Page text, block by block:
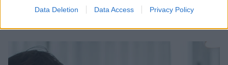
Data Deletion Data Access Privacy Policy
νομάδων έχει γίνει μια χαρακτηριστική τάση που
επικρίνεται πλέον από πολλούς ως μη βιώσιμη